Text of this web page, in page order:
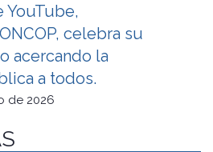
YouTube,
celebra su
acercando la
a todos.
de 2026